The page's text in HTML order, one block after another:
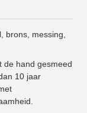
brons, messing,
de hand gesmeed
10 jaar